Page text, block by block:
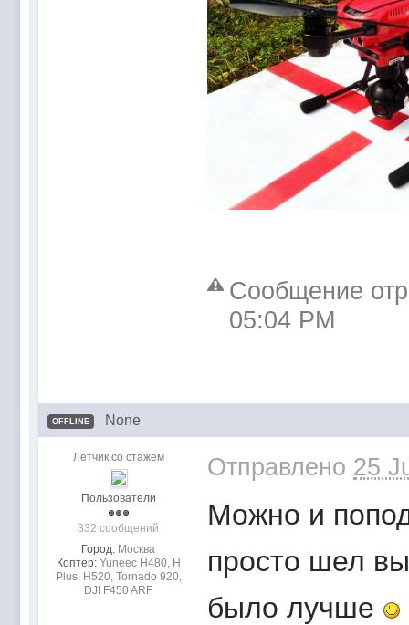
Сообщение
05:04 PM
OFFLINE None
Летчик со стажем
Пользователи
332 сообщений
Город: Mocквa
Коптер: Yuneec H480, H
Plus, H520, Tornado 920,
DJI F450 ARF
Отправлено 25
Можно и
просто шел
было лучше